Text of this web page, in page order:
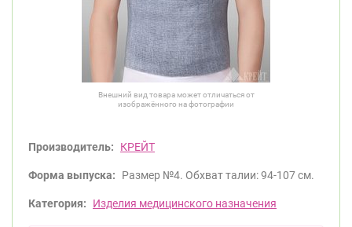
Внешний вид товара может отличаться от
изображённого на фотографии
Производитель: КРЕЙТ
Форма выпуска: Размер №4. Обхват талии: 94-107 см.
Категория: Изделия медицинского назначения